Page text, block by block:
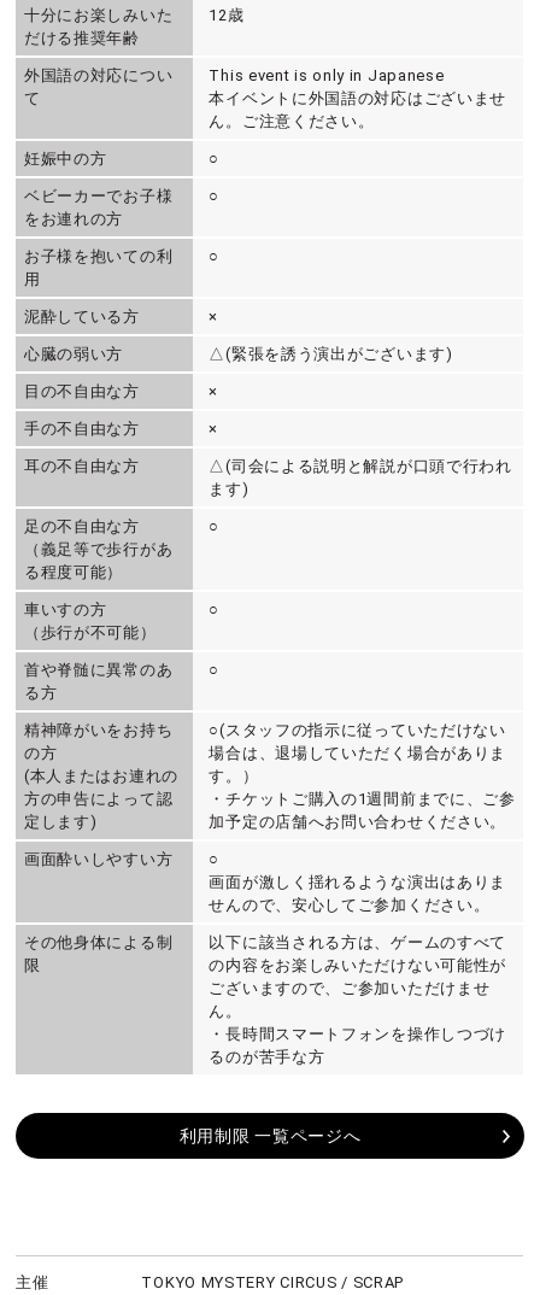
十分にお楽しみいた
だける推奨年齢
12歳
外国語の対応につい
て
This event is only in Japanese
本イベントに外国語の対応はございませ
ん。ご注意ください。
妊娠中の方 ○
ベビーカーでお子様
をお連れの方
○
お子様を抱いての利
用
○
泥酔している方 ×
心臓の弱い方 △(緊張を誘う演出がございます)
目の不自由な方 ×
手の不自由な方 ×
耳の不自由な方
△(司会による説明と解説が口頭で行われ
ます)
足の不自由な方
（義足等で歩行があ
る程度可能）
○
車いすの方
（歩行が不可能）
○
首や脊髄に異常のあ
る方
○
精神障がいをお持ち
の方
(本人またはお連れの
方の申告によって認
定します)
○(スタッフの指示に従っていただけない
場合は、退場していただく場合がありま
す。）
・チケットご購入の1週間前までに、ご参
加予定の店舗へお問い合わせください。
画面酔いしやすい方
○
画面が激しく揺れるような演出はありま
せんので、安心してご参加ください。
その他身体による制
限
以下に該当される方は、ゲームのすべて
の内容をお楽しみいただけない可能性が
ございますので、ご参加いただけませ
ん。
・長時間スマートフォンを操作しつづけ
るのが苦手な方
利用制限 一覧ページへ
主催 TOKYO MYSTERY CIRCUS / SCRAP